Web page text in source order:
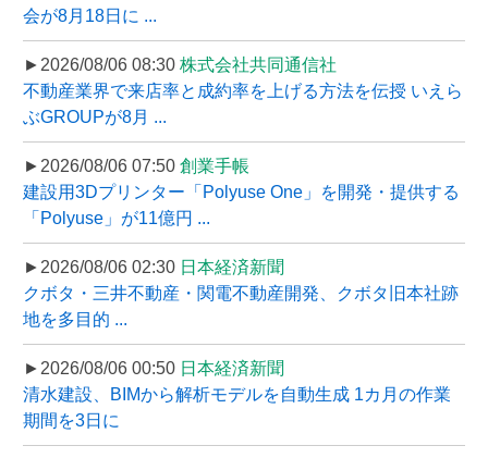
会が8月18日に ...
►2026/08/06 08:30 株式会社共同通信社
不動産業界で来店率と成約率を上げる方法を伝授 いえら
ぶGROUPが8月 ...
►2026/08/06 07:50 創業手帳
建設用3Dプリンター「Polyuse One」を開発・提供する
「Polyuse」が11億円 ...
►2026/08/06 02:30 日本経済新聞
クボタ・三井不動産・関電不動産開発、クボタ旧本社跡
地を多目的 ...
►2026/08/06 00:50 日本経済新聞
清水建設、BIMから解析モデルを自動生成 1カ月の作業
期間を3日に